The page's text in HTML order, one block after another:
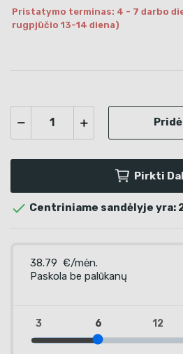
Pristatymo terminas: 4 - 7 darbo
rugpjūčio 13-14 diena)
Pirkti
 Centriniame sandėlyje yra: